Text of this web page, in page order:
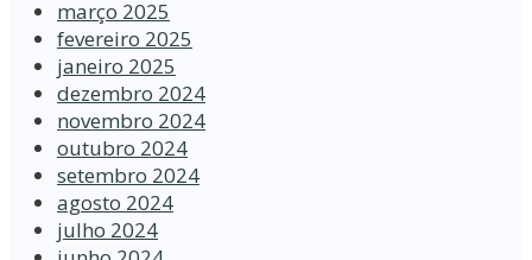
março 2025
fevereiro 2025
janeiro 2025
dezembro 2024
novembro 2024
outubro 2024
setembro 2024
agosto 2024
julho 2024